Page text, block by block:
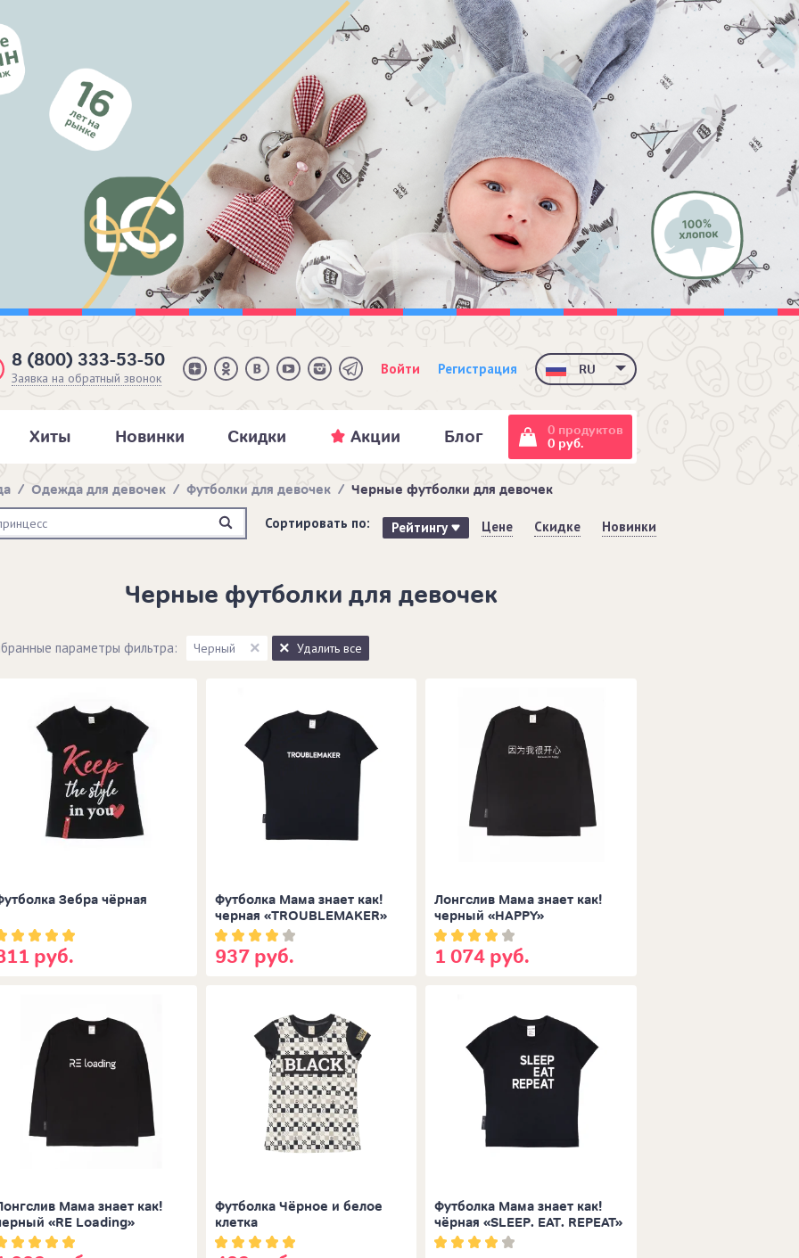
8 (800) 333-53-50
Заявка на обратный звонок
Войти Регистрация RU
Хиты Новинки Скидки Акции Блог
0 продуктов
0 руб.
/ Одежда для девочек / Футболки для девочек / Черные футболки для девочек
Сортировать по: Рейтингу Цене Скидке Новинки
Черные футболки для девочек
параметры фильтра: Черный Удалить все
Зебра чёрная
руб.
Футболка Мама знает как!
черная «TROUBLEMAKER»
937 руб.
Лонгслив Мама знает как!
черный «HAPPY»
1 074 руб.
Мама знает как!
«RE Loading»
Футболка Чёрное и белое
клетка
Футболка Мама знает как!
чёрная «SLEEP. EAT. REPEAT»